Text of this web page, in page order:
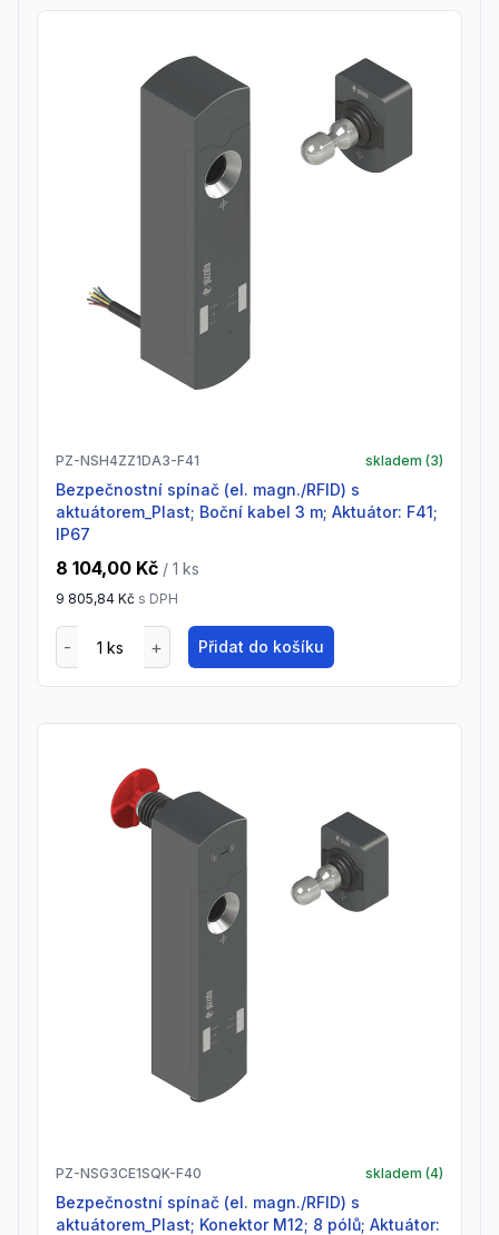
PZ-NSH4ZZ1DA3-F41 skladem (3)
Bezpečnostní spínač (el. magn./RFID) s
aktuátorem_Plast; Boční kabel 3 m; Aktuátor: F41;
IP67
8 104,00 Kč / 1 ks
9 805,84 Kč s DPH
Přidat do košíku
PZ-NSG3CE1SQK-F40 skladem (4)
Bezpečnostní spínač (el. magn./RFID) s
aktuátorem_Plast; Konektor M12; 8 pólů; Aktuátor: